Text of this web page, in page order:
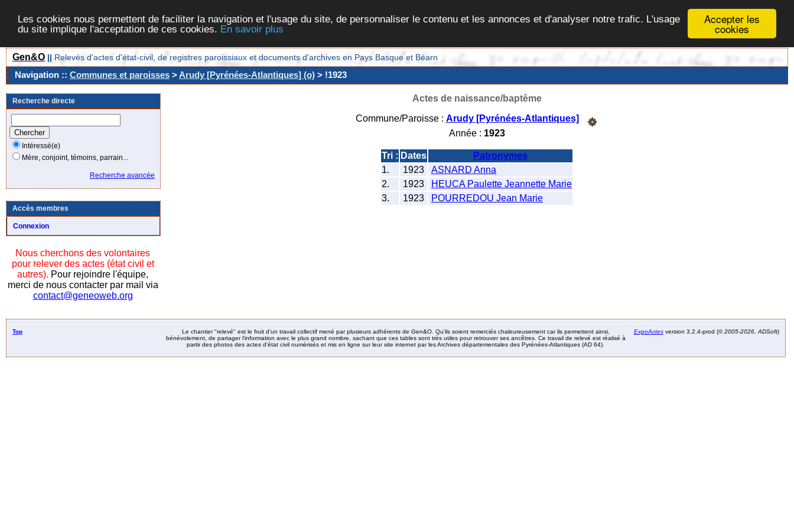
Accepter les
cookies
Les cookies nous permettent de faciliter la navigation et l'usage du site, de personnaliser le contenu et les annonces et d'analyser notre trafic. L'usage
du site implique l'acceptation de ces cookies. En savoir plus
Gen&O || Relevés d'actes d'état-civil, de registres paroissiaux et documents d'archives en Pays Basque et Béarn
Navigation :: Communes et paroisses >Arudy [Pyrénées-Atlantiques] (o) > !1923
Recherche directe
Intéressé(e)
Mère, conjoint, témoins, parrain...
Recherche avancée
Accès membres
Connexion
Nous cherchons des volontaires
pour relever des actes (état civil et
autres). Pour rejoindre l'équipe,
merci de nous contacter par mail via
contact@geneoweb.org
Actes de naissance/baptême
Commune/Paroisse : Arudy [Pyrénées-Atlantiques]
Année : 1923
Tri : Dates
Patronymes
1.
1923
ASNARD Anna
2.
1923
HEUCA Paulette Jeannette Marie
3.
1923 POURREDOU Jean Marie
Top
Le chantier "relevé" est le fruit d’un travail collectif mené par plusieurs adhérents de Gen&O. Qu’ils soient remerciés chaleureusement car ils permettent ainsi,
bénévolement, de partager l’information avec le plus grand nombre, sachant que ces tables sont très utiles pour retrouver ses ancêtres. Ce travail de relevé est réalisé à
partir des photos des actes d’état civil numérisés et mis en ligne sur leur site internet par les Archives départementales des Pyrénées-Atlantiques (AD 64).
ExpoActesversion 3.2.4-prod (©2005-2026, ADSoft)